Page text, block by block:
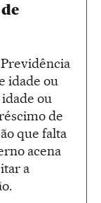
idade ou
ou
de
que falta
acena
a